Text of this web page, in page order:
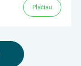
Plačiau